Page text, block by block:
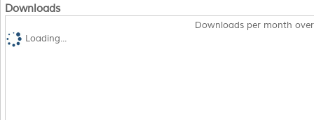
Downloads
Downloads per month
Loading...